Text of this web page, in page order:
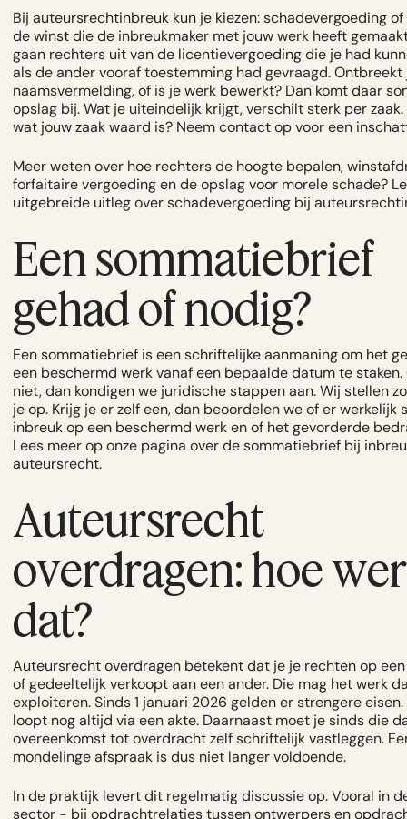
Bij auteursrechtinbreuk kun je kiezen: schadevergoeding
de winst die de inbreukmaker met jouw werk heeft
gaan rechters uit van de licentievergoeding die je had
als de ander vooraf toestemming had gevraagd. Ontbreekt
naamsvermelding, of is je werk bewerkt? Dan komt daar
opslag bij. Wat je uiteindelijk krijgt, verschilt sterk per
wat jouw zaak waard is? Neemcontactop voor een
Meer weten over hoe rechters de hoogte bepalen,
forfaitaire vergoeding en de opslag voor morele schade?
uitgebreide uitleg overschadevergoeding bij
Een sommatiebrief
gehad of nodig?
Een sommatiebrief is een schriftelijke aanmaning om het
een beschermd werk vanaf een bepaalde datum te
niet, dan kondigen we juridische stappen aan. Wij stellen
je op. Krijg je er zelf een, dan beoordelen we of er werkelijk
inbreuk op een beschermd werk en of het gevorderde
Lees meer op onze pagina over desommatiebrief bij
auteursrecht.
Auteursrecht
overdragen: hoe
dat?
Auteursrecht overdragen betekent dat je je rechten op
of gedeeltelijk verkoopt aan een ander. Die mag het werk
exploiteren. Sinds 1 januari 2026 gelden er strengere
loopt nog altijd via een akte. Daarnaast moet je sinds die
overeenkomst tot overdracht zelf schriftelijk vastleggen.
mondelinge afspraak is dus niet langer voldoende.
In de praktijk levert dit regelmatig discussie op. Vooral in
sector - bij opdrachtrelaties tussen ontwerpers en